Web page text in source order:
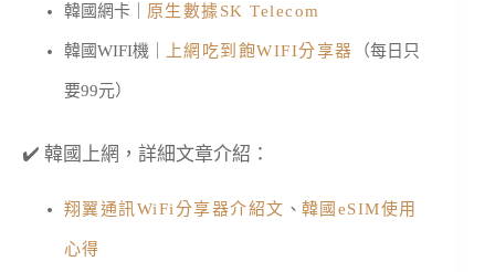
韓國網卡｜ 原生數據SK Telecom
韓國WIFI機｜ 上網吃到飽WIFI分享器 （每日只
要99元）
✔️ 韓國上網，詳細文章介紹：
翔翼通訊WiFi分享器介紹文 、 韓國eSIM使用
心得